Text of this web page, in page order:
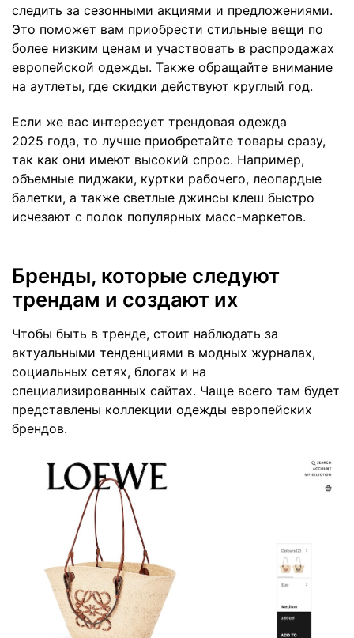
следить за сезонными акциями и предложениями.
Это поможет вам приобрести стильные вещи по
более низким ценам и участвовать в распродажах
европейской одежды. Также обращайте внимание
на аутлеты, где скидки действуют круглый год.
Если же вас интересует трендовая одежда
2025 года, то лучше приобретайте товары сразу,
так как они имеют высокий спрос. Например,
объемные пиджаки, куртки рабочего, леопардые
балетки, а также светлые джинсы клеш быстро
исчезают с полок популярных масс-маркетов.
Бренды, которые следуют
трендам и создают их
Чтобы быть в тренде, стоит наблюдать за
актуальными тенденциями в модных журналах,
социальных сетях, блогах и на
специализированных сайтах. Чаще всего там будет
представлены коллекции одежды европейских
брендов.